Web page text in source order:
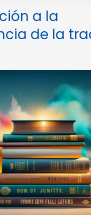
a la
de la